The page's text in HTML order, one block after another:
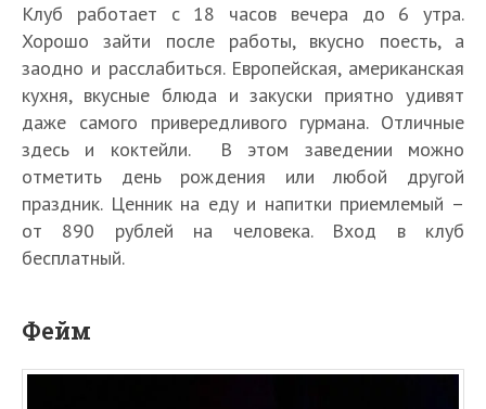
Клуб работает с 18 часов вечера до 6 утра.
Хорошо зайти после работы, вкусно поесть, а
заодно и расслабиться. Европейская, американская
кухня, вкусные блюда и закуски приятно удивят
даже самого привередливого гурмана. Отличные
здесь и коктейли. В этом заведении можно
отметить день рождения или любой другой
праздник. Ценник на еду и напитки приемлемый –
от 890 рублей на человека. Вход в клуб
бесплатный.
Фейм